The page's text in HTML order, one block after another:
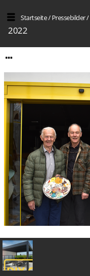
Startseite/Pressebilder/
2022